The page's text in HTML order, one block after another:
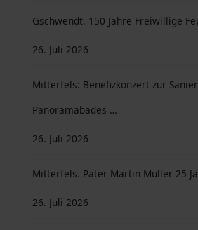
Gschwendt. 150 Jahre Freiwillige
26. Juli 2026
Mitterfels: Benefizkonzert zur
Panoramabades …
26. Juli 2026
Mitterfels. Pater Martin Müller 25
26. Juli 2026